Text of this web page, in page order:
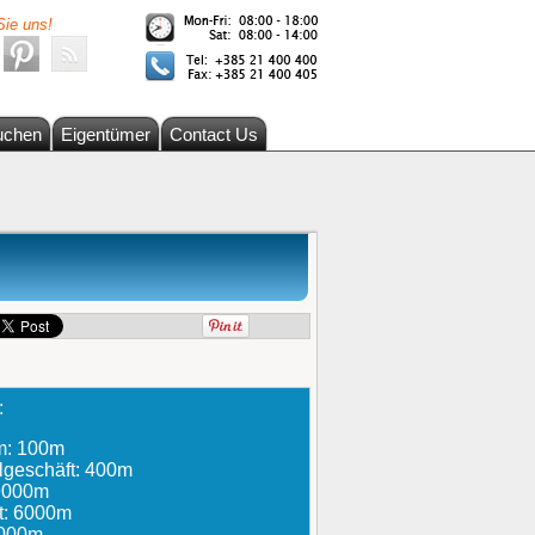
uns!
Eigentümer
Contact Us
100m
400m
6000m